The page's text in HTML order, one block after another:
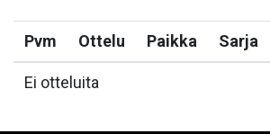
Pvm Ottelu Paikka Sarja
Ei otteluita